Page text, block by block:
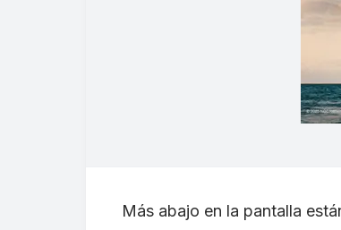
Más abajo en la pantalla